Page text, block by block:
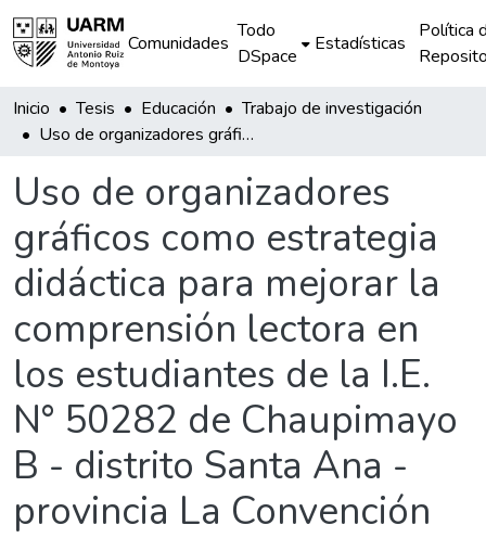
Comunidades
Todo
DSpace
Estadísticas
Política
Inicio Tesis Educación
Trabajo de investigación
Uso de organizadores gráficos como estrategia didáctica para mejorar la comprensión lectora en los estudiantes de la I.E. N° 50282 de Chaupimayo B - distrito Santa Ana -provincia La Convención
Uso de organizadores
gráficos como estrategia
didáctica para mejorar la
comprensión lectora en
los estudiantes de la I.E.
N° 50282 de Chaupimayo
B - distrito Santa Ana -
provincia La Convención